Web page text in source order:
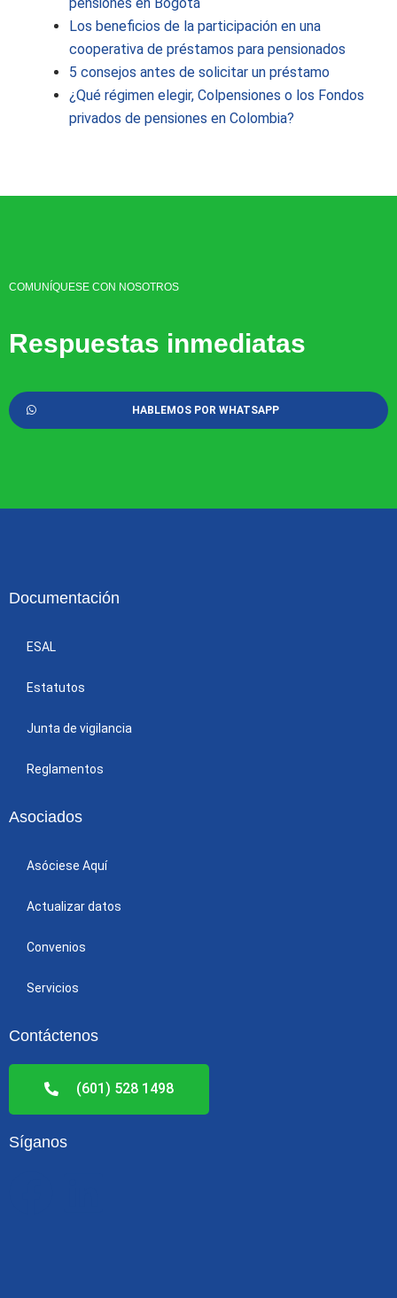
Los beneficios de la participación en una
cooperativa de préstamos para pensionados
5 consejos antes de solicitar un préstamo
¿Qué régimen elegir, Colpensiones o los Fondos
privados de pensiones en Colombia?
COMUNÍQUESE CON NOSOTROS
Respuestas inmediatas
HABLEMOS POR WHATSAPP
Documentación
ESAL
Estatutos
Junta de vigilancia
Reglamentos
Asociados
Asóciese Aquí
Actualizar datos
Convenios
Servicios
Contáctenos
(601) 528 1498
Síganos